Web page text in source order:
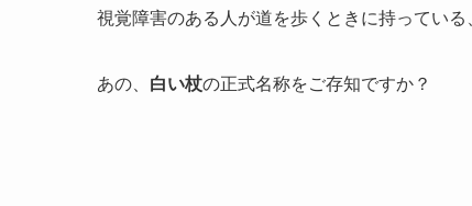
視覚障害のある人が道を歩くときに持っている
あの、 白い杖の正式名称をご存知ですか？